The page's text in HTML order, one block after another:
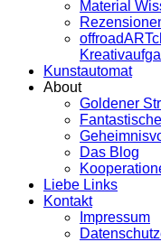
Material
Kunstautomat
About
Goldener
Das Blog
Liebe Links
Kontakt
Impressum